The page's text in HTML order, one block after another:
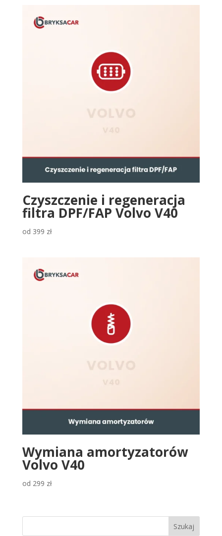
Czyszczenie i regeneracja
filtra DPF/FAP Volvo V40
od 399 zł
Wymiana amortyzatorów
Volvo V40
od 299 zł